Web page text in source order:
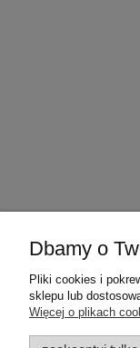
Pomoc
Zwroty i
Regulamin
Dbamy o
Pliki cookies i
sklepu lub
Więcej o plikach